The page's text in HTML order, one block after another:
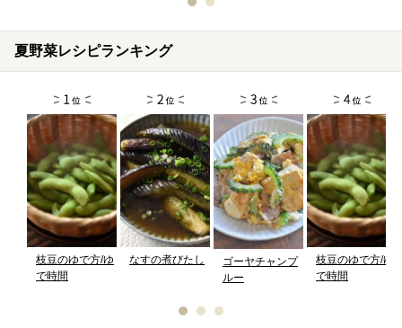
夏野菜レシピランキング
枝豆のゆで方/ゆ
で時間
なすの煮びたし
ゴーヤチャンプ
ルー
枝豆のゆで方/ゆ
で時間